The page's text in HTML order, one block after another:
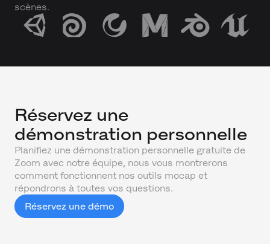
scènes.
Réservez une
démonstration personnelle
Planifiez une démonstration personnelle gratuite de
Zoom avec notre équipe, nous vous montrerons
comment fonctionnent nos outils mocap et
répondrons à toutes vos questions.
Réservez une démo